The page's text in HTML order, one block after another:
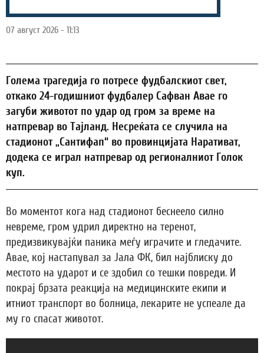
07 август 2026 - 11:13
Голема трагедија го потресе фудбалскиот свет,
откако 24-годишниот фудбалер Сафван Авае го
загуби животот по удар од гром за време на
натпревар во Тајланд. Несреќата се случила на
стадионот „Сантифап“ во провинцијата Наративат,
додека се играл натпревар од регионалниот Голок
куп.
Во моментот кога над стадионот беснеело силно
невреме, гром удрил директно на теренот,
предизвикувајќи паника меѓу играчите и гледачите.
Авае, кој настапувал за Јала ФК, бил најблиску до
местото на ударот и се здобил со тешки повреди. И
покрај брзата реакција на медицинските екипи и
итниот транспорт во болница, лекарите не успеале да
му го спасат животот.